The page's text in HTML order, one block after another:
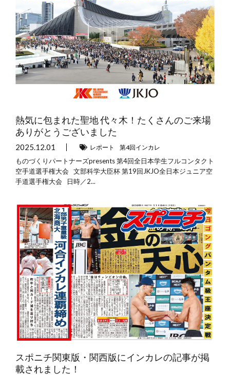
熱気に包まれた聖地 代々木！たくさんのご来場
ありがとうございました
2025.12.01 レポート 第4回インカレ
ものづくりパートナーズpresents 第4回全日本学生フルコンタクト
空手道選手権大会 文部科学大臣杯 第19回JKJO全日本ジュニア空
手道選手権大会 日時／2...
スポニチ関東版・関西版にインカレの記事が掲
載されました！